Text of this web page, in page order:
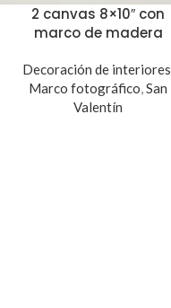
2 canvas 8×10″ con
marco de madera
Decoración de interiores
Marco fotográfico,San
Valentín